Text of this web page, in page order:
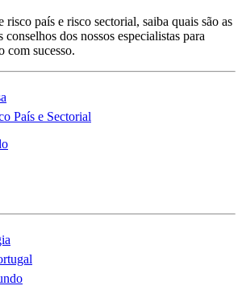
risco país e risco sectorial, saiba quais são as
conselhos dos nossos especialistas para
com sucesso.
País e Sectorial